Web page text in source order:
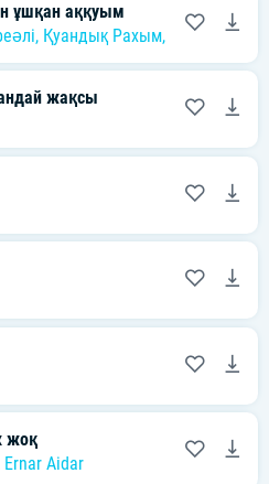
ұшқан аққуым
, Қуандық Рахым,
жақсы
жоқ
Ernar Aidar